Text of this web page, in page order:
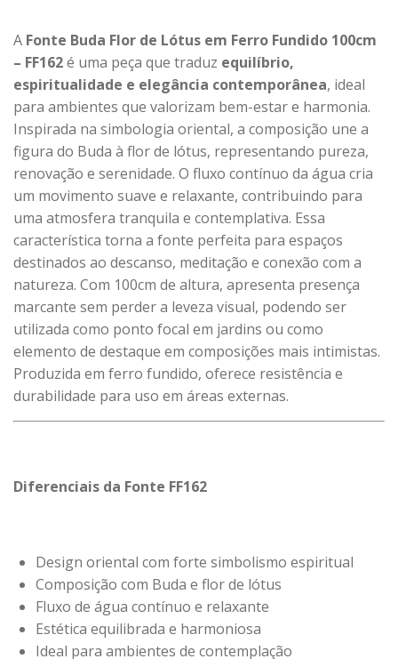
A Fonte Buda Flor de Lótus em Ferro Fundido 100cm
– FF162é uma peça que traduz equilíbrio,
espiritualidade e elegância contemporânea, ideal
para ambientes que valorizam bem-estar e harmonia.
Inspirada na simbologia oriental, a composição une a
figura do Buda à flor de lótus, representando pureza,
renovação e serenidade. O fluxo contínuo da água cria
um movimento suave e relaxante, contribuindo para
uma atmosfera tranquila e contemplativa. Essa
característica torna a fonte perfeita para espaços
destinados ao descanso, meditação e conexão com a
natureza. Com 100cm de altura, apresenta presença
marcante sem perder a leveza visual, podendo ser
utilizada como ponto focal em jardins ou como
elemento de destaque em composições mais intimistas.
Produzida em ferro fundido, oferece resistência e
durabilidade para uso em áreas externas.
Diferenciais da Fonte FF162
Design oriental com forte simbolismo espiritual
Composição com Buda e flor de lótus
Fluxo de água contínuo e relaxante
Estética equilibrada e harmoniosa
Ideal para ambientes de contemplação